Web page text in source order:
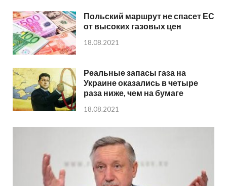
Польский маршрут не спасет ЕС
от высоких газовых цен
18.08.2021
Реальные запасы газа на
Украине оказались в четыре
раза ниже, чем на бумаге
18.08.2021